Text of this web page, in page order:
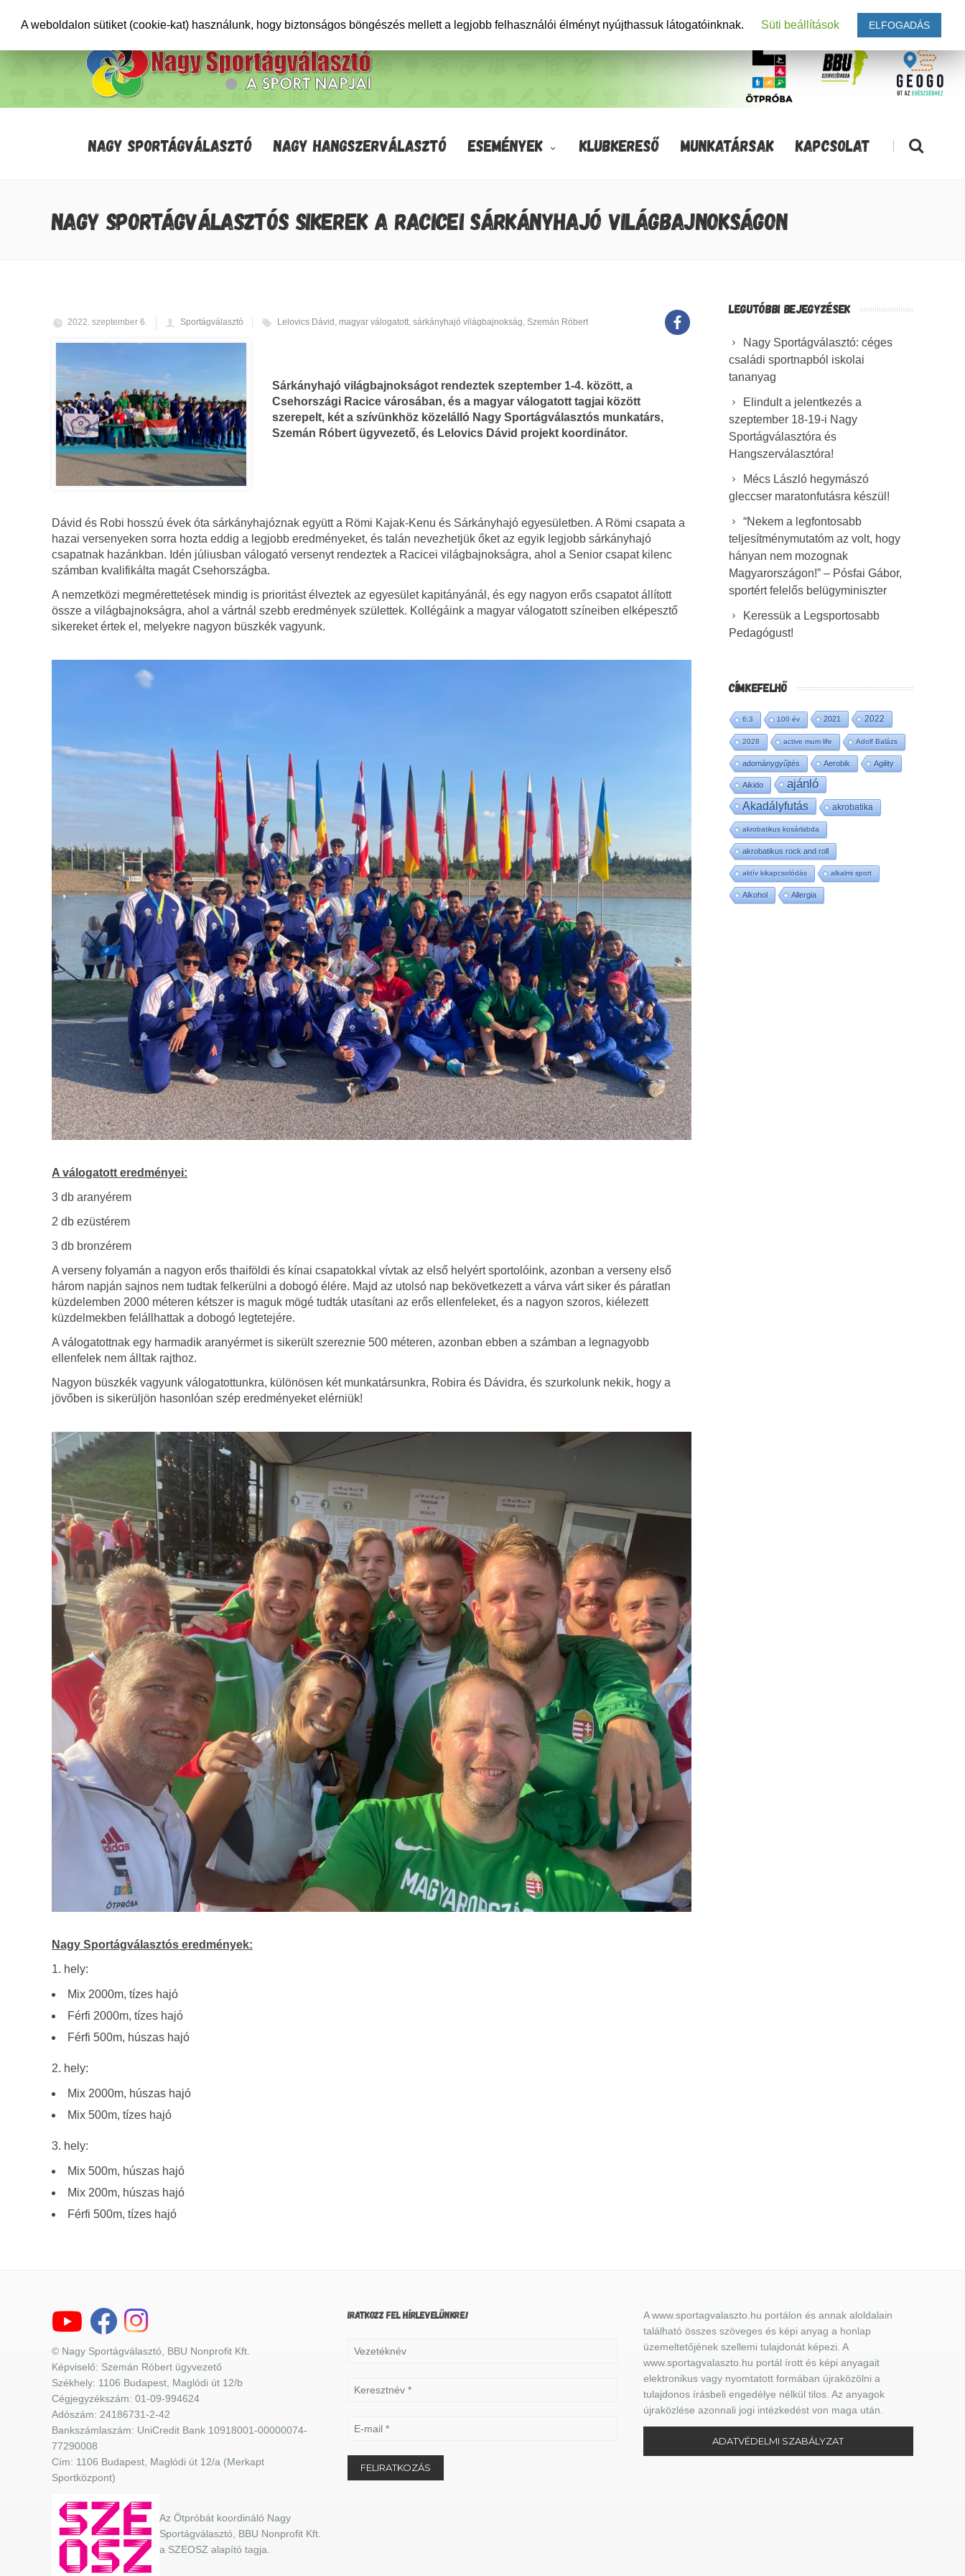
NAGY SPORTÁGVÁLASZTÓ NAGY HANGSZERVÁLASZTÓ ESEMÉNYEK KLUBKERESŐ MUNKATÁRSAK KAPCSOLAT |
NAGY SPORTÁGVÁLASZTÓS SIKEREK A RACICEI SÁRKÁNYHAJÓ VILÁGBAJNOKSÁGON
2022. szeptember 6. Sportágválasztó Lelovics Dávid , magyar válogatott, sárkányhajó világbajnokság, Szemán Róbert
Sárkányhajó világbajnokságot rendeztek szeptember 1-4. között, a
Csehországi Racice városában, és a magyar válogatott tagjai között
szerepelt, két a szívünkhöz közelálló Nagy Sportágválasztós munkatárs,
Szemán Róbert ügyvezető, és Lelovics Dávid projekt koordinátor.
Dávid és Robi hosszú évek óta sárkányhajóznak együtt a Römi Kajak-Kenu és Sárkányhajó egyesületben. A Römi csapata a
hazai versenyeken sorra hozta eddig a legjobb eredményeket, és talán nevezhetjük őket az egyik legjobb sárkányhajó
csapatnak hazánkban. Idén júliusban válogató versenyt rendeztek a Racicei világbajnokságra, ahol a Senior csapat kilenc
számban kvalifikálta magát Csehországba.
A nemzetközi megmérettetések mindig is prioritást élveztek az egyesület kapitányánál, és egy nagyon erős csapatot állított
össze a világbajnokságra, ahol a vártnál szebb eredmények születtek. Kollégáink a magyar válogatott színeiben elképesztő
sikereket értek el, melyekre nagyon büszkék vagyunk.
A válogatott eredményei:
3 db aranyérem
2 db ezüstérem
3 db bronzérem
A verseny folyamán a nagyon erős thaiföldi és kínai csapatokkal vívtak az első helyért sportolóink, azonban a verseny első
három napján sajnos nem tudtak felkerülni a dobogó élére. Majd az utolsó nap bekövetkezett a várva várt siker és páratlan
küzdelemben 2000 méteren kétszer is maguk mögé tudták utasítani az erős ellenfeleket, és a nagyon szoros, kiélezett
küzdelmekben felállhattak a dobogó legtetejére.
A válogatottnak egy harmadik aranyérmet is sikerült szereznie 500 méteren, azonban ebben a számban a legnagyobb
ellenfelek nem álltak rajthoz.
Nagyon büszkék vagyunk válogatottunkra, különösen két munkatársunkra, Robira és Dávidra, és szurkolunk nekik, hogy a
jövőben is sikerüljön hasonlóan szép eredményeket elérniük!
Nagy Sportágválasztós eredmények:
1. hely:
Mix 2000m, tízes hajó
Férfi 2000m, tízes hajó
Férfi 500m, húszas hajó
2. hely:
Mix 2000m, húszas hajó
Mix 500m, tízes hajó
3. hely:
Mix 500m, húszas hajó
Mix 200m, húszas hajó
Férfi 500m, tízes hajó
LEGUTÓBBI BEJEGYZÉSEK
Nagy Sportágválasztó: céges
családi sportnapból iskolai
tananyag
Elindult a jelentkezés a
szeptember 18-19-i Nagy
Sportágválasztóra és
Hangszerválasztóra!
Mécs László hegymászó
gleccser maratonfutásra készül!
“Nekem a legfontosabb
teljesítménymutatóm az volt, hogy
hányan nem mozognak
Magyarországon!” – Pósfai Gábor,
sportért felelős belügyminiszter
Keressük a Legsportosabb
Pedagógust!
CÍMKEFELHŐ
6:3 100 év 2021 2022
2028 active mum life Adolf Balázs
adománygyűjtés Aerobik Agility
Aikido ajánló
Akadályfutás akrobatika
akrobatikus kosárlabda
akrobatikus rock and roll
aktív kikapcsolódás alkalmi sport
Alkohol Allergia
© Nagy Sportágválasztó, BBU Nonprofit Kft.
Képviselő: Szemán Róbert ügyvezető
Székhely: 1106 Budapest, Maglódi út 12/b
Cégjegyzékszám: 01-09-994624
Adószám: 24186731-2-42
Bankszámlaszám: UniCredit Bank 10918001-00000074-
77290008
Cím: 1106 Budapest, Maglódi út 12/a (Merkapt
Sportközpont)
Az Ötpróbát koordináló Nagy
Sportágválasztó, BBU Nonprofit Kft.
a SZEOSZ alapító tagja.
IRATKOZZ FEL HÍRLEVELÜNKRE!
A www.sportagvalaszto.hu portálon és annak aloldalain
található összes szöveges és képi anyag a honlap
üzemeltetőjének szellemi tulajdonát képezi. A
www.sportagvalaszto.hu portál írott és képi anyagait
elektronikus vagy nyomtatott formában újraközölni a
tulajdonos írásbeli engedélye nélkül tilos. Az anyagok
újraközlése azonnali jogi intézkedést von maga után.
ADATVÉDELMI SZABÁLYZAT
A weboldalon sütiket (cookie-kat) használunk, hogy biztonságos böngészés mellett a legjobb felhasználói élményt nyújthassuk látogatóinknak. Süti beállítások ELFOGADÁS